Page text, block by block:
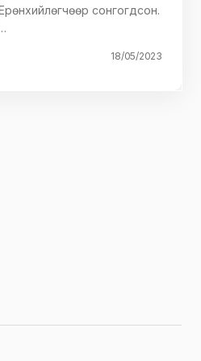
Ерөнхийлөгчөөр сонгогдсон.
18/05/2023